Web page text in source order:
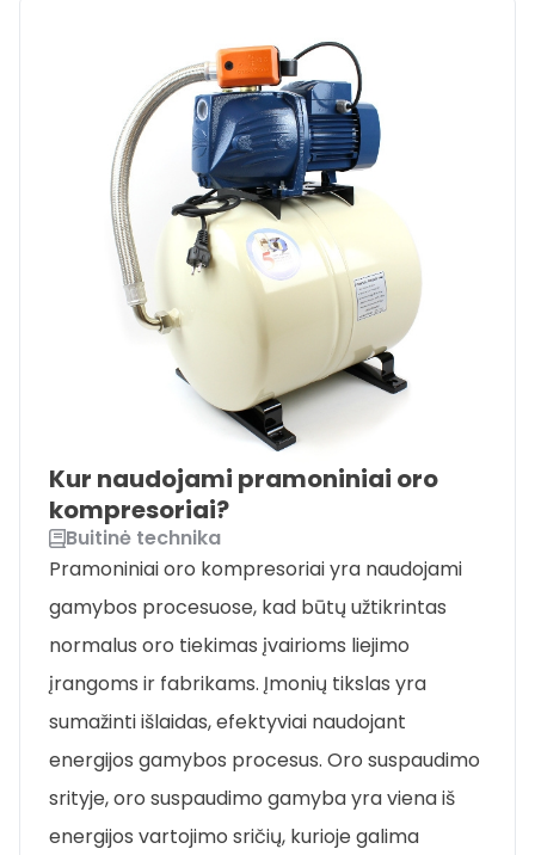
Kur naudojami pramoniniai oro
kompresoriai?
Buitinė technika
Pramoniniai oro kompresoriai yra naudojami
gamybos procesuose, kad būtų užtikrintas
normalus oro tiekimas įvairioms liejimo
įrangoms ir fabrikams. Įmonių tikslas yra
sumažinti išlaidas, efektyviai naudojant
energijos gamybos procesus. Oro suspaudimo
srityje, oro suspaudimo gamyba yra viena iš
energijos vartojimo sričių, kurioje galima